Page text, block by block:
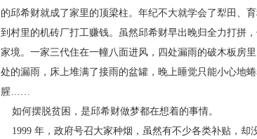
的邱希财就成了家里的顶梁柱。年纪不大就学会了犁田、
到村里的机砖厂打工赚钱。 虽然邱希财早出晚归全力打拼
家境。一家三代住在一幢八面进风，四处漏雨的破木板房里
处的漏雨，床上堆满了接雨的盆罐，晚上睡觉只能小心地
腥……
如何摆脱贫困，是邱希财做梦都在想着的事情。
1999 年，政府号召大家种烟，虽然有不少各类补贴，却